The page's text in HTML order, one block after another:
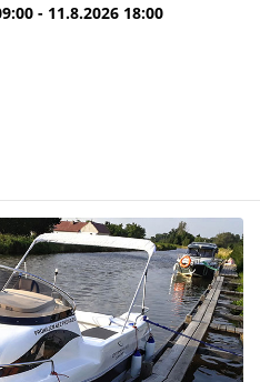
- 11.8.2026 18:00